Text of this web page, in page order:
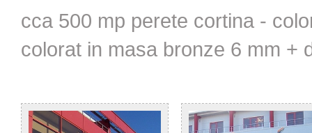
cca 500 mp perete cortina -
colorat in masa bronze 6 mm +